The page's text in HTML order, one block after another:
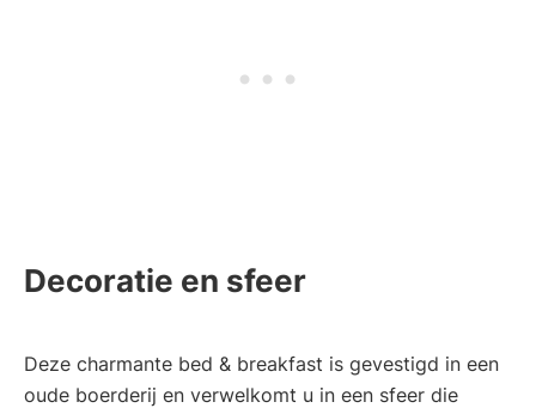
Decoratie en sfeer
Deze charmante bed & breakfast is gevestigd in een
oude boerderij en verwelkomt u in een sfeer die